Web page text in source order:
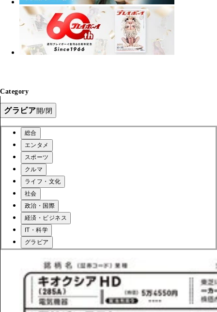
Category
グラビア開/閉
総合
エンタメ
スポーツ
クルマ
ライフ・文化
社会
政治・国際
経済・ビジネス
IT・科学
グラビア